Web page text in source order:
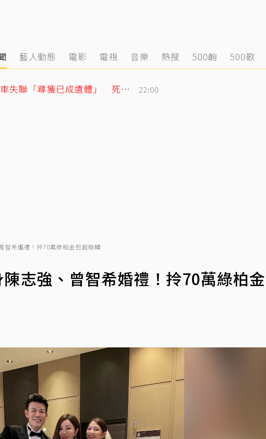
藝人動態 電影 電視 音樂 熱搜 500齣 500歌
泰男團成員驚傳離世！清晨騎車失聯「尋獲已成遺體」 死因待調查 22:00
智希婚禮！拎70萬綠柏金包超吸睛
志強、曾智希婚禮！拎70萬綠柏